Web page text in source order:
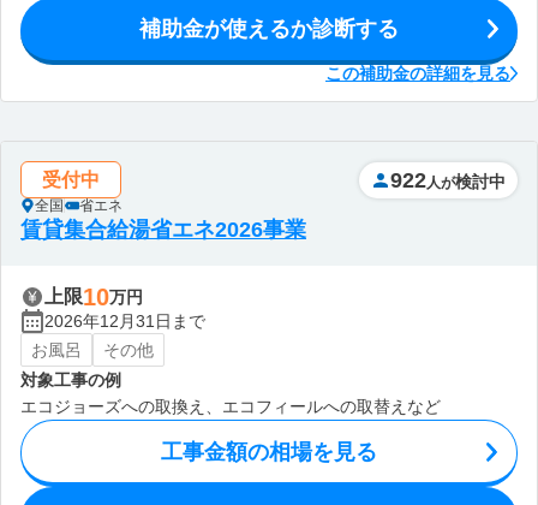
補助金が使えるか診断する
この補助金の詳細を見る
受付中
全国 省エネ
922 人が検討中
賃貸集合給湯省エネ2026事業
上限10万円
2026年12月31日まで
お風呂
その他
対象工事の例
エコジョーズへの取換え、エコフィールへの取替えなど
工事金額の相場を見る